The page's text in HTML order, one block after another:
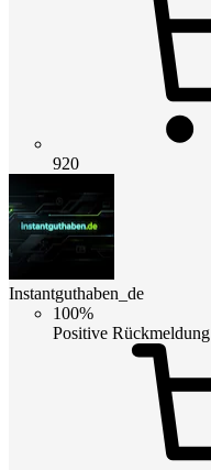
920
Instantguthaben_de
100%
Positive Rückmeldung